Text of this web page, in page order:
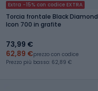
Extra -15% con codice EXTRA
Torcia frontale Black Diamond
Icon 700 in grafite
73,99 €
62,89 €prezzo con codice
Prezzo più basso: 62,89 €